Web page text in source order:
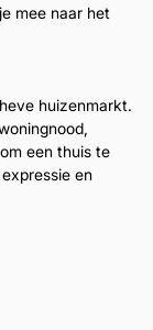
mee naar het
huizenmarkt.
een thuis te
en